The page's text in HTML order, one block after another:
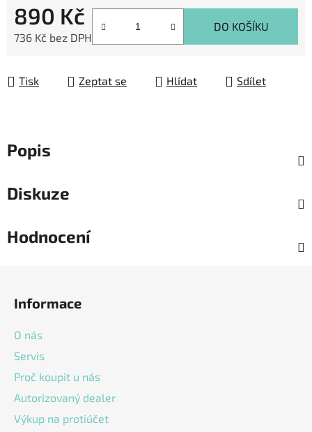
890 Kč
736 Kč bez DPH
DO KOŠÍKU
Tisk Zeptat se Hlídat Sdílet
Popis
Diskuze
Hodnocení
Informace
O nás
Servis
Proč koupit u nás
Autorizovaný dealer
Výkup na protiúčet